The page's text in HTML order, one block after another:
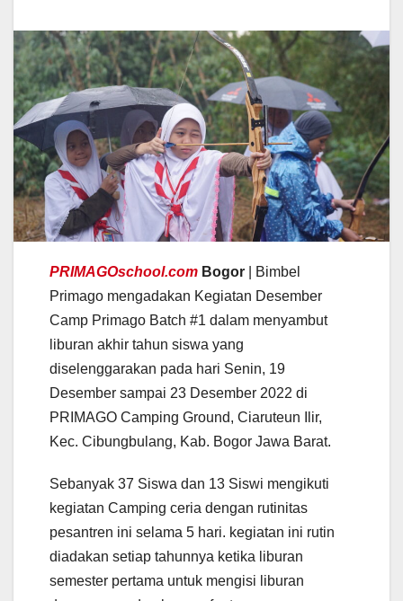
PRIMAGOschool.com Bogor | Bimbel
Primago mengadakan Kegiatan Desember
Camp Primago Batch #1 dalam menyambut
liburan akhir tahun siswa yang
diselenggarakan pada hari Senin, 19
Desember sampai 23 Desember 2022 di
PRIMAGO Camping Ground, Ciaruteun Ilir,
Kec. Cibungbulang, Kab. Bogor Jawa Barat.
Sebanyak 37 Siswa dan 13 Siswi mengikuti
kegiatan Camping ceria dengan rutinitas
pesantren ini selama 5 hari. kegiatan ini rutin
diadakan setiap tahunnya ketika liburan
semester pertama untuk mengisi liburan